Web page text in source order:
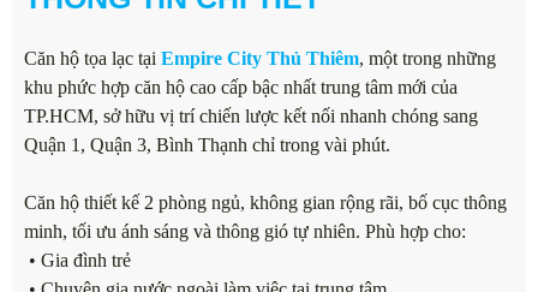
Căn hộ tọa lạc tại Empire City Thủ Thiêm, một trong những
khu phức hợp căn hộ cao cấp bậc nhất trung tâm mới của
TP.HCM, sở hữu vị trí chiến lược kết nối nhanh chóng sang
Quận 1, Quận 3, Bình Thạnh chỉ trong vài phút.
Căn hộ thiết kế 2 phòng ngủ, không gian rộng rãi, bố cục thông
minh, tối ưu ánh sáng và thông gió tự nhiên. Phù hợp cho:
• Gia đình trẻ